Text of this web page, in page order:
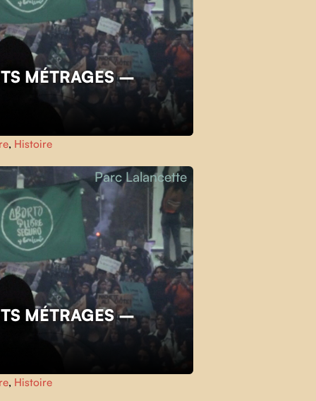
MÉTRAGES –
, Histoire
MÉTRAGES –
Parc Lalancette
, Histoire